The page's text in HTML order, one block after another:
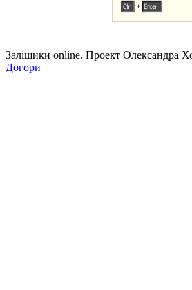
Заліщики online. Проект Олександра
Догори